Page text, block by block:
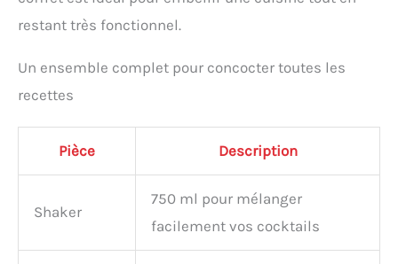
HAUT DE GAMME - Notre
toutes ses pièces sont en
acier inoxydable 304, de
De plus, notre set cocktail
professionnel est conçu
restant très fonctionnel.
Un ensemble complet pour concocter toutes les
recettes
Pièce Description
Shaker
750 ml pour mélanger
facilement vos cocktails